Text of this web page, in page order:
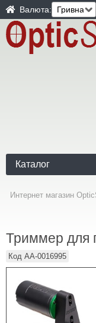
Валюта:
Каталог
Интернет магазин
Триммер для
Код AA-0016995